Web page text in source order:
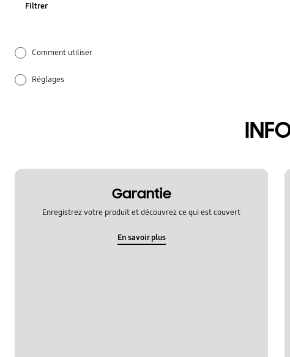
Filtrer
Comment utiliser
Réglages
Garantie
Enregistrez votre produit et découvrez ce qui est couvert
En savoir plus